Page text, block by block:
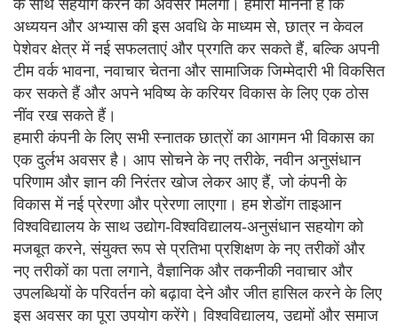
के साथ सहयोग करने का अवसर मिलेगा। हमारा मानना ​​है कि
अध्ययन और अभ्यास की इस अवधि के माध्यम से, छात्र न केवल
पेशेवर क्षेत्र में नई सफलताएं और प्रगति कर सकते हैं, बल्कि अपनी
टीम वर्क भावना, नवाचार चेतना और सामाजिक जिम्मेदारी भी विकसित
कर सकते हैं और अपने भविष्य के करियर विकास के लिए एक ठोस
नींव रख सकते हैं।
हमारी कंपनी के लिए सभी स्नातक छात्रों का आगमन भी विकास का
एक दुर्लभ अवसर है। आप सोचने के नए तरीके, नवीन अनुसंधान
परिणाम और ज्ञान की निरंतर खोज लेकर आए हैं, जो कंपनी के
विकास में नई प्रेरणा और प्रेरणा लाएगा। हम शेडोंग ताइआन
विश्वविद्यालय के साथ उद्योग-विश्वविद्यालय-अनुसंधान सहयोग को
मजबूत करने, संयुक्त रूप से प्रतिभा प्रशिक्षण के नए तरीकों और
नए तरीकों का पता लगाने, वैज्ञानिक और तकनीकी नवाचार और
उपलब्धियों के परिवर्तन को बढ़ावा देने और जीत हासिल करने के लिए
इस अवसर का पूरा उपयोग करेंगे। विश्वविद्यालय, उद्यमों और समाज